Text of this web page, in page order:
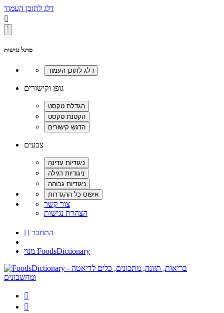
דלג לתוכן העמוד

סרגל נגישות
גופן וקישורים
צבעים
צור קשר
הצהרת נגישות
 התחבר
מנוי FoodsDictionary

